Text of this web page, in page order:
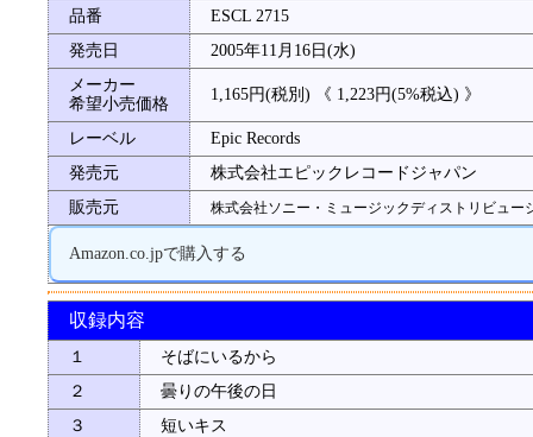
品番
ESCL 2715
発売日
2005年11月16日(水)
メーカー
希望小売価格
1,165円(税別) 《 1,223円(5%税込) 》
レーベル
Epic Records
発売元
株式会社エピックレコードジャパン
販売元
株式会社ソニー・ミュージックディストリビュー
Amazon.co.jpで購入する
収録内容
１
そばにいるから
２
曇りの午後の日
３
短いキス